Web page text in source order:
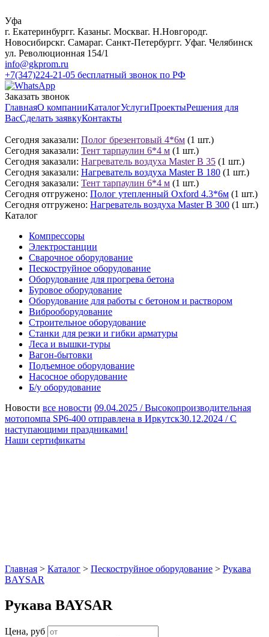
Уфа
г. Екатеринбургг. Казаньг. Москваг. Н.Новгородг.
Новосибирскг. Самараг. Санкт-Петербургг. Уфаг. Челябинск
ул. Революционная 154/1
info@gkprom.ru
+7(347)224-21-05 бесплатный звонок по РФ
Заказать звонок
ГлавнаяО компанииКаталогУслугиПроектыРешения для
ВасСделать заявкуКонтакты
Сегодня заказали: Полог брезентовый 4*6м (1 шт.)
Сегодня заказали: Тент тарпаулин 6*4 м (1 шт.)
Сегодня заказали: Нагреватель воздуха Master B 35 (1 шт.)
Сегодня заказали: Нагреватель воздуха Master B 180 (1 шт.)
Сегодня заказали: Тент тарпаулин 6*4 м (1 шт.)
Сегодня отгружено: Полог утепленный Oxford 4.3*6м (1 шт.)
Сегодня отгружено: Нагреватель воздуха Master B 300 (1 шт.)
Каталог
Компрессоры
Электростанции
Сварочное оборудование
Пескоструйное оборудование
Оборудование для прогрева бетона
Буровое оборудование
Оборудование для работы с бетоном и раствором
Виброоборудование
Строительное оборудование
Станки для резки и гибки арматуры
Леса и вышки-туры
Вагон-бытовки
Подъемное оборудование
Насосное оборудование
Б/у оборудование
Новости все новости 09.04.2025 /Высокопроизводительная
мотопомпа SP6-400 отправлена в Иркутск30.12.2024 /С
наступающими праздниками!
Наши сертификаты
Главная > Каталог > Пескоструйное оборудование > Рукава
BAYSAR
Рукава BAYSAR
Цена, руб